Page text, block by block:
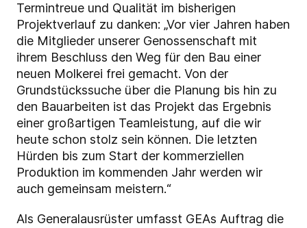
Termintreue und Qualität im bisherigen
Projektverlauf zu danken: „Vor vier Jahren haben
die Mitglieder unserer Genossenschaft mit
ihrem Beschluss den Weg für den Bau einer
neuen Molkerei frei gemacht. Von der
Grundstückssuche über die Planung bis hin zu
den Bauarbeiten ist das Projekt das Ergebnis
einer großartigen Teamleistung, auf die wir
heute schon stolz sein können. Die letzten
Hürden bis zum Start der kommerziellen
Produktion im kommenden Jahr werden wir
auch gemeinsam meistern.“
Als Generalausrüster umfasst GEAs Auftrag die